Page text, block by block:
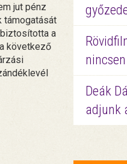
jut pénz
támogatását
biztosította a
következő
Deák
adjunk